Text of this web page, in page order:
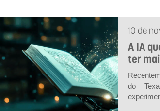
10 de
A IA
ter
do